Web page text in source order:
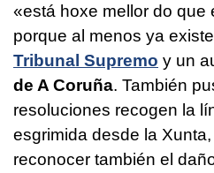
«está hoxe mellor do que
porque al menos ya
Tribunal Supremo y un
de A Coruña. También
resoluciones recogen la
esgrimida desde la
reconocer también el